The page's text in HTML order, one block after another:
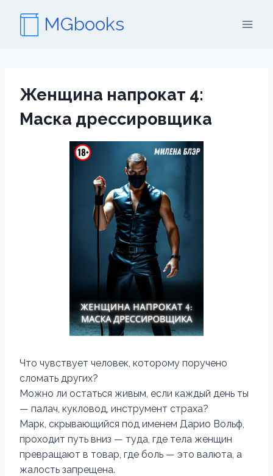
содержимому
MGbooks
Женщина напрокат 4:
Маска дрессировщика
Что чувствует человек, которому поручено
сломать других?
Можно ли остаться живым, если каждый день ты
— палач, кукловод, инструмент страха?
Марк, скрывающийся под именем Дарио Вольф,
проходит путь вниз — туда, где тела женщин
превращают в товар, где боль — это валюта, а
жалость запрещена.